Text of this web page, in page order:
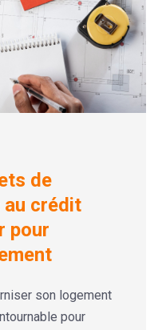
de
au crédit
pour
son logement
pour